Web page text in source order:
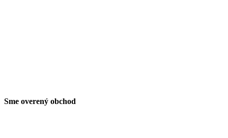
Sme overený obchod